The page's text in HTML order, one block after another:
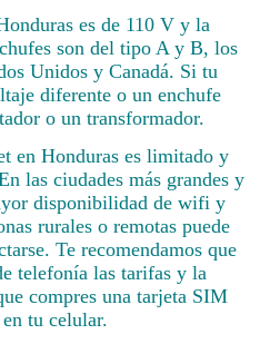
es de 110 V y la
son del tipo A y B, los
Unidos y Canadá. Si tu
diferente o un enchufe
o un transformador.
en Honduras es limitado y
las ciudades más grandes y
disponibilidad de wifi y
rurales o remotas puede
Te recomendamos que
telefonía las tarifas y la
compres una tarjeta SIM
tu celular.